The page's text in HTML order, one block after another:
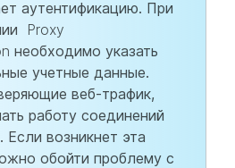
аутентификацию. При
Proxy
необходимо указать
учетные данные.
веб-трафик,
работу соединений
Если возникнет эта
обойти проблему с